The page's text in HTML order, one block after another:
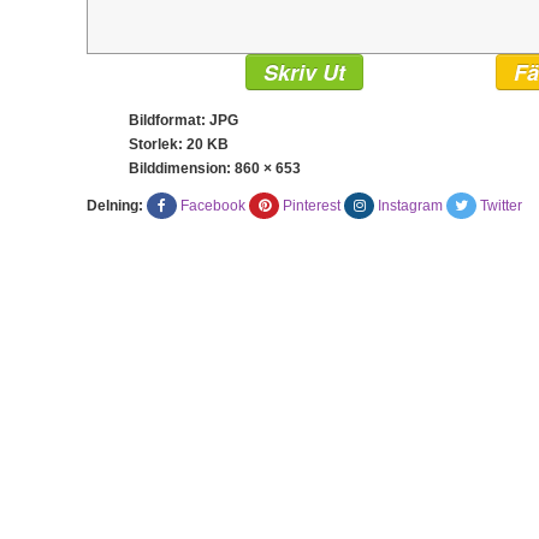
Skriv Ut
Bildformat: JPG
Storlek: 20 KB
Bilddimension: 860 × 653
Delning: Facebook Pinterest Instagram Twitter